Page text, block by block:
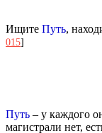
Ищите Путь,
015]
Путь – у каждого
магистрали нет,